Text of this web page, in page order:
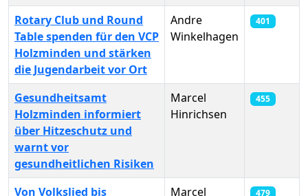
Rotary Club und Round
Table spenden für den VCP
Holzminden und stärken
die Jugendarbeit vor Ort
Andre
Winkelhagen
401
Gesundheitsamt
Holzminden informiert
über Hitzeschutz und
warnt vor
gesundheitlichen Risiken
Marcel
Hinrichsen
455
Von Volkslied bis
Marcel
479